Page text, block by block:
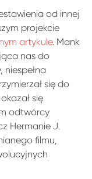
od innej
projekcie
artykule. Mank
nas do
niespełna
się do
się
odtwórcy
Hermanie J.
filmu,